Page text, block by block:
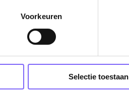
Voorkeuren
Selectie toestaan
in je